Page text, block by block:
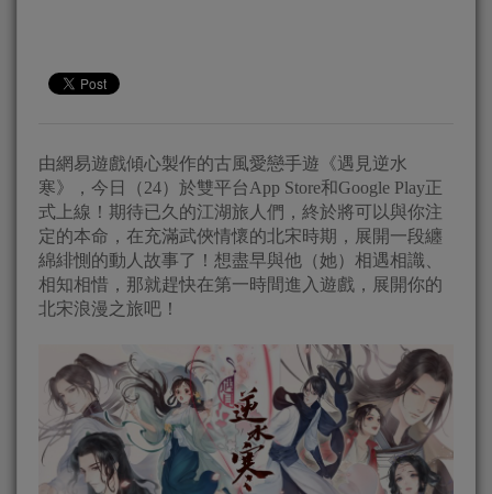
由網易遊戲傾心製作的古風愛戀手遊《遇見逆水
寒》，今日（24）於雙平台App Store和Google Play正
式上線！期待已久的江湖旅人們，終於將可以與你注
定的本命，在充滿武俠情懷的北宋時期，展開一段纏
綿緋惻的動人故事了！想盡早與他（她）相遇相識、
相知相惜，那就趕快在第一時間進入遊戲，展開你的
北宋浪漫之旅吧！